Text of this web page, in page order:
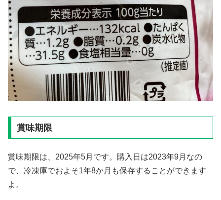
賞味期限
賞味期限は、2025年5月です。購入日は2023年9月なの
で、冷凍庫でおよそ1年8か月も保存することができます
よ。